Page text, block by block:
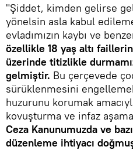
"Şiddet, kimden gelirse
yönelsin asla kabul
evladımızın kaybı ve
özellikle 18 yaş altı faillerin
üzerinde titizlikle
gelmiştir. Bu çerçevede
sürüklenmesini
huzurunu korumak
kovuşturma ve infaz
Ceza Kanunumuzda ve
düzenleme ihtiyacı